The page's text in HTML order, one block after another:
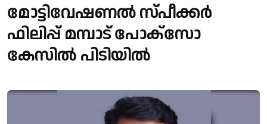
മോട്ടിവേഷണല്‍ സ്പീക്കര്‍
ഫിലിപ്പ് മമ്പാട് പോക്‌സോ
കേസില്‍ പിടിയില്‍